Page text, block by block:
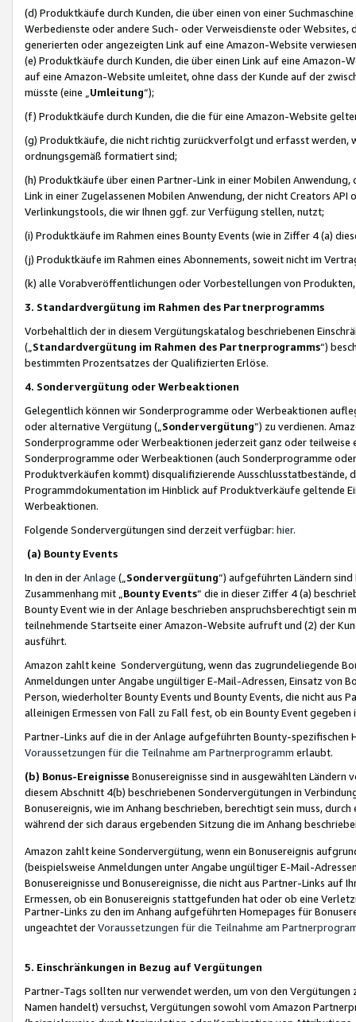
(d) Produktkäufe durch Kunden, die über einen von einer
Werbedienste oder andere Such- oder Verweisdienste oder Websites,
generierten oder angezeigten Link auf eine Amazon-Website
(e) Produktkäufe durch Kunden, die über einen Link auf eine
auf eine Amazon-Website umleitet, ohne dass der Kunde auf der
müsste (eine „ Umleitung“);
(f) Produktkäufe durch Kunden, die die für eine Amazon-Website
(g) Produktkäufe, die nicht richtig zurückverfolgt und erfasst werden,
ordnungsgemäß formatiert sind;
(h) Produktkäufe über einen Partner-Link in einer Mobilen
Link in einer Zugelassenen Mobilen Anwendung, der nicht Creators
Verlinkungstools, die wir Ihnen ggf. zur Verfügung stellen, nutzt;
(i) Produktkäufe im Rahmen eines Bounty Events (wie in Ziffer 4 (a)
(j) Produktkäufe im Rahmen eines Abonnements, soweit nicht im
(k) alle Vorabveröffentlichungen oder Vorbestellungen von
3. Standardvergütung im Rahmen des Partnerprogramms
Vorbehaltlich der in diesem Vergütungskatalog beschriebenen
(„ Standardvergütung im Rahmen des Partnerprogramms“)
bestimmten Prozentsatzes der Qualifizierten Erlöse.
4. Sondervergütung oder Werbeaktionen
Gelegentlich können wir Sonderprogramme oder Werbeaktionen
oder alternative Vergütung („ Sondervergütung”) zu verdienen.
Sonderprogramme oder Werbeaktionen jederzeit ganz oder
Sonderprogramme oder Werbeaktionen (auch Sonderprogramme
Produktverkäufen kommt) disqualifizierende Ausschlusstatbestände,
Programmdokumentation im Hinblick auf Produktverkäufe geltende
Werbeaktionen.
Folgende Sondervergütungen sind derzeit verfügbar: hier.
(a) Bounty Events
In den in derAnlage („ Sondervergütung“) aufgeführten Ländern
Zusammenhang mit „ Bounty Events“ die in dieser Ziffer 4 (a)
Bounty Event wie in der Anlage beschrieben anspruchsberechtigt sein
teilnehmende Startseite einer Amazon-Website aufruft und (2) der
ausführt.
Amazon zahlt keine Sondervergütung, wenn das zugrundeliegende
Anmeldungen unter Angabe ungültiger E-Mail-Adressen, Einsatz von
Person, wiederholter Bounty Events und Bounty Events, die nicht
alleinigen Ermessen von Fall zu Fall fest, ob ein Bounty Event
Partner-Links auf die in der Anlage aufgeführten Bounty-spezifischen
Voraussetzungen für die Teilnahme am Partnerprogramm erlaubt.
(b) Bonus-Ereignisse Bonusereignisse sind in ausgewählten Ländern
diesem Abschnitt 4(b) beschriebenen Sondervergütungen in
Bonusereignis, wie im Anhang beschrieben, berechtigt sein muss,
während der sich daraus ergebenden Sitzung die im Anhang
Amazon zahlt keine Sondervergütung, wenn ein Bonusereignis
(beispielsweise Anmeldungen unter Angabe ungültiger E-Mail-
Bonusereignisse und Bonusereignisse, die nicht aus Partner-Links auf
Ermessen, ob ein Bonusereignis stattgefunden hat oder ob eine
Partner-Links zu den im Anhang aufgeführten Homepages für
ungeachtet derVoraussetzungen für die Teilnahme am
5. Einschränkungen in Bezug auf Vergütungen
Partner-Tags sollten nur verwendet werden, um von den
Namen handelt) versuchst, Vergütungen sowohl vom Amazon